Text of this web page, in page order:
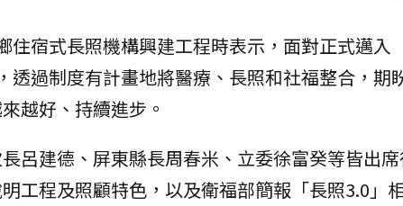
住宿式長照機構興建工程時表示，面對正式邁入
透過制度有計畫地將醫療、長照和社福整合，期
越好、持續進步。
呂建德、屏東縣長周春米、立委徐富癸等皆出
工程及照顧特色，以及衛福部簡報「長照3.0」